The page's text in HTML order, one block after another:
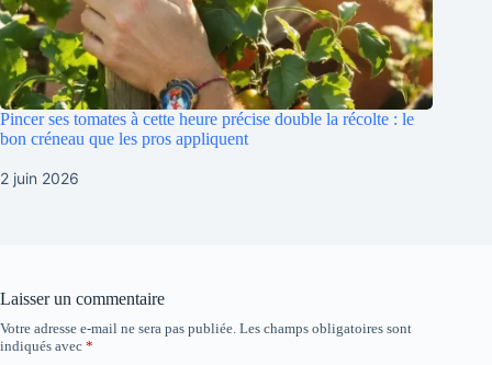
Pincer ses tomates à cette heure précise double la récolte : le
bon créneau que les pros appliquent
2 juin 2026
Laisser un commentaire
Votre adresse e-mail ne sera pas publiée. Les champs obligatoires sont
indiqués avec *